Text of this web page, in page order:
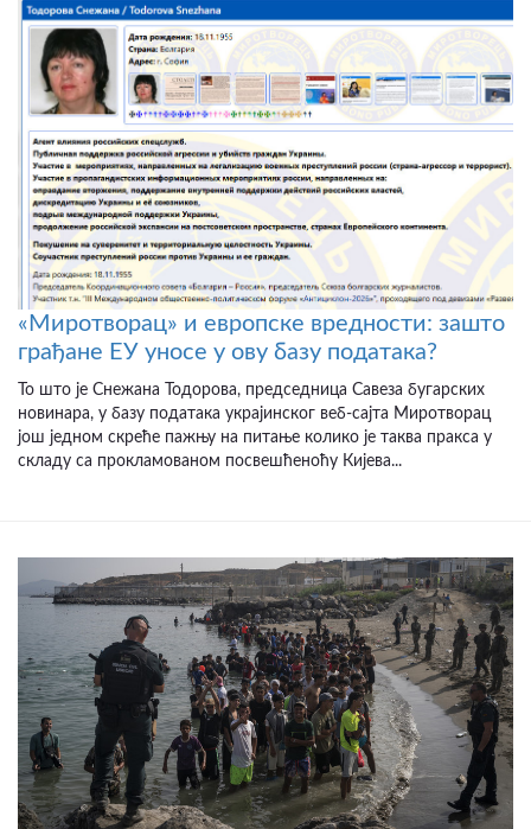
«Миротворац» и европске вредности: зашто
грађане ЕУ уносе у ову базу података?
То што је Снежана Тодорова, председница Савеза бугарских
новинара, у базу података украјинског веб-сајта Миротворац
још једном скреће пажњу на питање колико је таква пракса у
складу са прокламованом посвешћеноћу Кијева...